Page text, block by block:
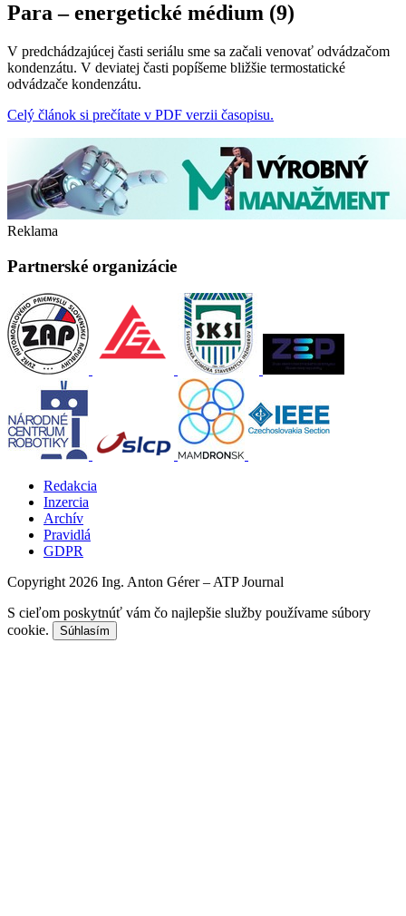
Para – energetické médium (9)
V predchádzajúcej časti seriálu sme sa začali venovať odvádzačom
kondenzátu. V deviatej časti popíšeme bližšie termostatické
odvádzače kondenzátu.
Celý článok si prečítate v PDF verzii časopisu.
Reklama
Partnerské organizácie
Redakcia
Inzercia
Archív
Pravidlá
GDPR
Copyright 2026 Ing. Anton Gérer – ATP Journal
S cieľom poskytnúť vám čo najlepšie služby používame súbory
cookie.
Súhlasím